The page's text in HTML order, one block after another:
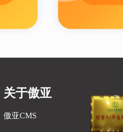
关于傲亚
傲亚CMS